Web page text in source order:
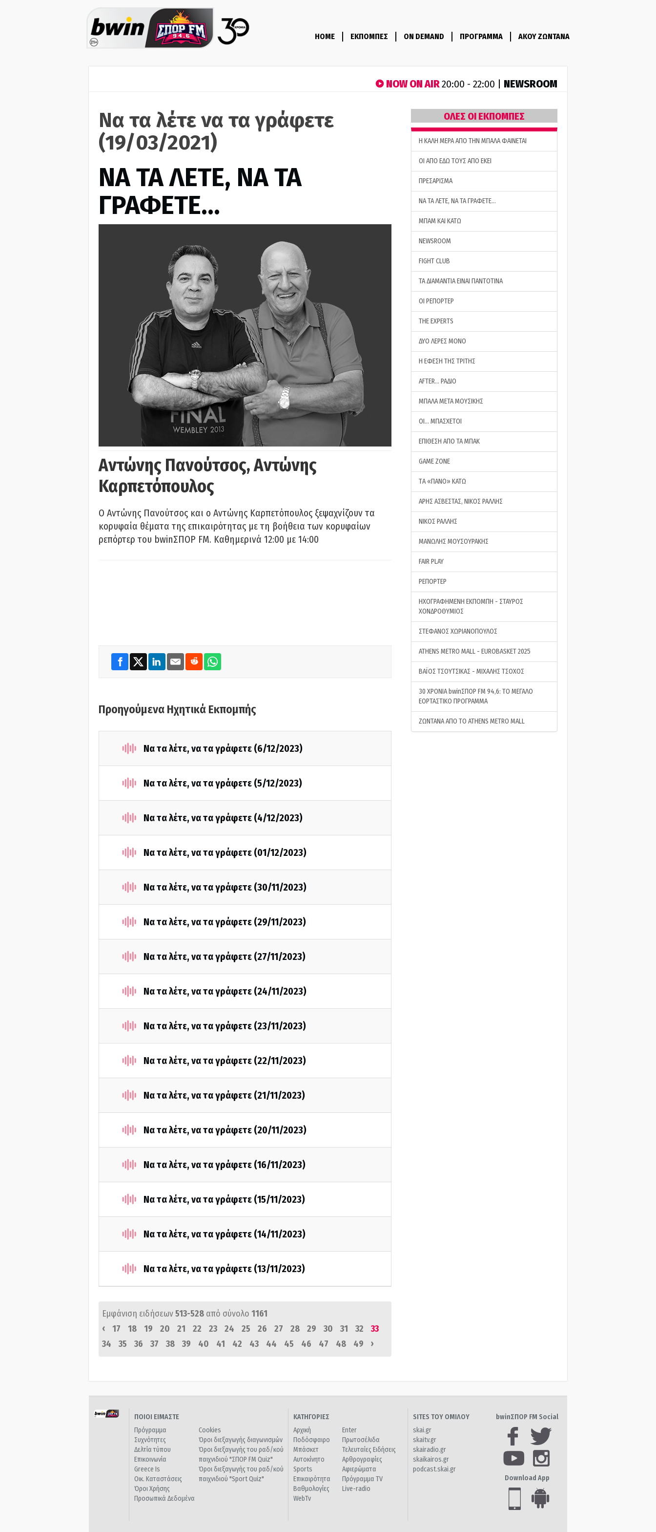
HOME ΕΚΠΟΜΠΕΣ ON DEMAND ΠΡΟΓΡΑΜΜΑ ΑΚΟΥ ΖΩΝΤΑΝΑ
NOW ON AIR20:00 - 22:00 | NEWSROOM
Να τα λέτε να τα γράφετε
(19/03/2021)
ΝΑ ΤΑ ΛΕΤΕ, ΝΑ ΤΑ
ΓΡΑΦΕΤΕ…
Αντώνης Πανούτσος, Αντώνης
Καρπετόπουλος
Ο Αντώνης Πανούτσος και ο Αντώνης Καρπετόπουλος ξεψαχνίζουν τα
κορυφαία θέματα της επικαιρότητας με τη βοήθεια των κορυφαίων
ρεπόρτερ του bwinΣΠΟΡ FM. Καθημερινά 12:00 με 14:00
Προηγούμενα Ηχητικά Εκπομπής
Να τα λέτε, να τα γράφετε (6/12/2023)
Να τα λέτε, να τα γράφετε (5/12/2023)
Να τα λέτε, να τα γράφετε (4/12/2023)
Να τα λέτε, να τα γράφετε (01/12/2023)
Να τα λέτε, να τα γράφετε (30/11/2023)
Να τα λέτε, να τα γράφετε (29/11/2023)
Να τα λέτε, να τα γράφετε (27/11/2023)
Να τα λέτε, να τα γράφετε (24/11/2023)
Να τα λέτε, να τα γράφετε (23/11/2023)
Να τα λέτε, να τα γράφετε (22/11/2023)
Να τα λέτε, να τα γράφετε (21/11/2023)
Να τα λέτε, να τα γράφετε (20/11/2023)
Να τα λέτε, να τα γράφετε (16/11/2023)
Να τα λέτε, να τα γράφετε (15/11/2023)
Να τα λέτε, να τα γράφετε (14/11/2023)
Να τα λέτε, να τα γράφετε (13/11/2023)
Εμφάνιση ειδήσεων513-528 από σύνολο 1161
‹
17 18 19 20 21 22 23 24 25 26 27 28 29 30 31 32
33
34
35 36 37 38 39 40 41 42 43 44 45 46 47 48 49 ›
ΟΛΕΣ ΟΙ ΕΚΠΟΜΠΕΣ
H ΚΑΛΗ ΜΕΡΑ ΑΠΟ ΤΗΝ ΜΠΑΛΑ ΦΑΙΝΕΤΑΙ
ΟΙ ΑΠΟ ΕΔΩ ΤΟΥΣ ΑΠΟ ΕΚΕΙ
ΠΡΕΣΑΡΙΣΜΑ
ΝΑ ΤΑ ΛΕΤΕ, ΝΑ ΤΑ ΓΡΑΦΕΤΕ…
ΜΠΑΜ ΚΑΙ ΚΑΤΩ
NEWSROOM
FIGHT CLUB
ΤΑ ΔΙΑΜΑΝΤΙΑ ΕΙΝΑΙ ΠΑΝΤΟΤΙΝΑ
ΟΙ ΡΕΠΟΡΤΕΡ
THE EXPERTS
ΔΥΟ ΛΕΡΕΣ ΜΟΝΟ
Η ΕΦΕΣΗ ΤΗΣ ΤΡΙΤΗΣ
AFTER… ΡΑΔΙΟ
ΜΠΑΛΑ ΜΕΤΑ ΜΟΥΣΙΚΗΣ
ΟΙ… ΜΠΑΣΧΕΤΟΙ
ΕΠΙΘΕΣΗ ΑΠΟ ΤΑ ΜΠΑΚ
GAME ZONE
ΤA «ΠΑΝΟ» ΚΑΤΩ
ΑΡΗΣ ΑΣΒΕΣΤΑΣ, ΝΙΚΟΣ ΡΑΛΛΗΣ
ΝΙΚΟΣ ΡΑΛΛΗΣ
ΜΑΝΩΛΗΣ ΜΟΥΣΟΥΡΑΚΗΣ
FAIR PLAY
ΡΕΠΟΡΤΕΡ
ΗΧΟΓΡΑΦΗΜΕΝΗ ΕΚΠΟΜΠΗ - ΣΤΑΥΡΟΣ
ΧΟΝΔΡΟΘΥΜΙΟΣ
ΣΤΕΦΑΝΟΣ ΧΩΡΙΑΝΟΠΟΥΛΟΣ
ATHENS METRO MALL - EUROBASKET 2025
ΒΑΪΟΣ ΤΣΟΥΤΣΙΚΑΣ - ΜΙΧΑΛΗΣ ΤΣΟΧΟΣ
30 ΧΡΟΝΙΑ bwinΣΠΟΡ FM 94,6: ΤΟ ΜΕΓΑΛΟ
ΕΟΡΤΑΣΤΙΚΟ ΠΡΟΓΡΑΜΜΑ
ΖΩΝΤΑΝΑ ΑΠΟ ΤΟ ATHENS METRO MALL
ΠΟΙΟΙ ΕΙΜΑΣΤΕ
Πρόγραμμα
Συχνότητες
Δελτία τύπου
Επικοινωνία
Greece Is
Οικ. Καταστάσεις
Όροι Χρήσης
Προσωπικά Δεδομένα
Cookies
Όροι διεξαγωγής διαγωνισμών
Όροι διεξαγωγής του ραδ/κού
παιχνιδιού "ΣΠΟΡ FM Quiz"
Όροι διεξαγωγής του ραδ/κού
παιχνιδιού "Sport Quiz"
ΚΑΤΗΓΟΡΙΕΣ
Αρχική
Ποδόσφαιρο
Μπάσκετ
Αυτοκίνητο
Sports
Επικαιρότητα
Βαθμολογίες
WebTv
Enter
Πρωτοσέλιδα
Τελευταίες Ειδήσεις
Αρθρογραφίες
Αφιερώματα
Πρόγραμμα TV
Live-radio
SITES ΤΟΥ ΟΜΙΛΟΥ
skai.gr
skaitv.gr
skairadio.gr
skaikairos.gr
podcast.skai.gr
bwinΣΠΟΡ FM Social
Download App